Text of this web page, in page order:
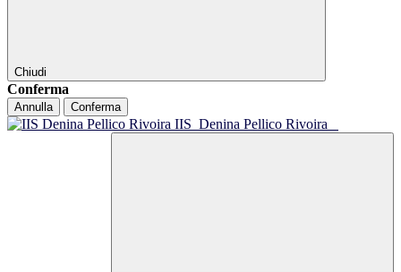
Chiudi
Conferma
Annulla Conferma
IIS Denina Pellico Rivoira